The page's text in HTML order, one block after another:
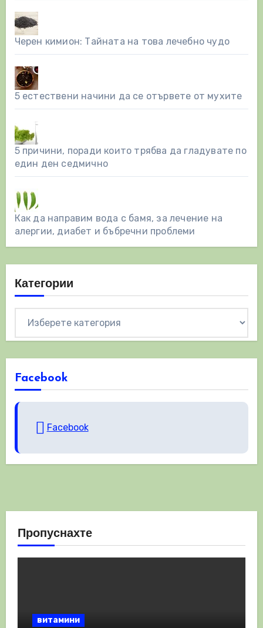
Черен кимион: Тайната на това лечебно чудо
5 естествени начини да се отървете от мухите
5 причини, поради които трябва да гладувате по
един ден седмично
Как да направим вода с бамя, за лечение на
алергии, диабет и бъбречни проблеми
Категории
Facebook
Facebook
Пропуснахте
витамини